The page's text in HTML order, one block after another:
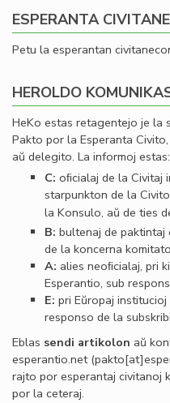
ESPERANTA
Petu la esperantan
HEROLDO
HeKo estas retagentejo je la
Pakto por la Esperanta
aŭ delegito. La informoj estas:
C: oﬁcialaj de la Civitaj
starpunkton de la
la Konsulo, aŭ de ties
B: bultenaj de paktintaj
de la koncerna
A: alies neoﬁcialaj, pri
Esperantio, sub
E: pri Eŭropaj
responso de la
Eblas sendi artikolon aŭ
esperantio.net
rajto por esperantaj civitanoj
por la ceteraj.